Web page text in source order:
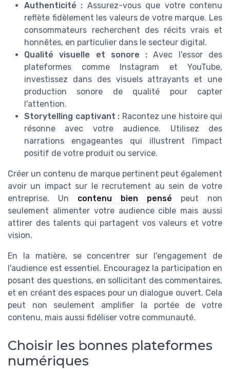
Authenticité : Assurez-vous que votre contenu
reflète fidèlement les valeurs de votre marque. Les
consommateurs recherchent des récits vrais et
honnêtes, en particulier dans le secteur digital.
Qualité visuelle et sonore :Avec l'essor des
plateformes comme Instagram et YouTube,
investissez dans des visuels attrayants et une
production sonore de qualité pour capter
l'attention.
Storytelling captivant : Racontez une histoire qui
résonne avec votre audience. Utilisez des
narrations engageantes qui illustrent l'impact
positif de votre produit ou service.
Créer un contenu de marque pertinent peut également
avoir un impact sur le recrutement au sein de votre
entreprise. Un contenu bien pensé peut non
seulement alimenter votre audience cible mais aussi
attirer des talents qui partagent vos valeurs et votre
vision.
En la matière, se concentrer sur l'engagement de
l'audience est essentiel. Encouragez la participation en
posant des questions, en sollicitant des commentaires,
et en créant des espaces pour un dialogue ouvert. Cela
peut non seulement amplifier la portée de votre
contenu, mais aussi fidéliser votre communauté.
Choisir les bonnes plateformes
numériques